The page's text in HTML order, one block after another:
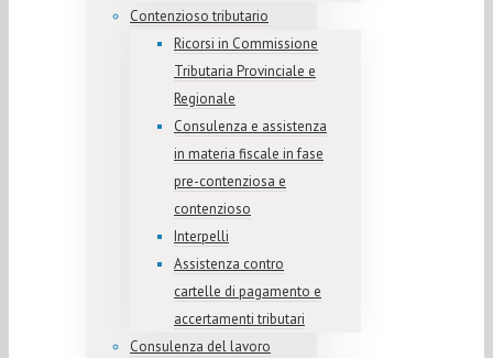
Contenzioso tributario
Ricorsi in Commissione
Tributaria Provinciale e
Regionale
Consulenza e assistenza
in materia fiscale in fase
pre-contenziosa e
contenzioso
Interpelli
Assistenza contro
cartelle di pagamento e
accertamenti tributari
Consulenza del lavoro